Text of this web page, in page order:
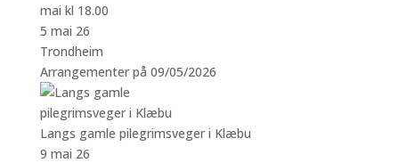
mai kl 18.00
5 mai 26
Trondheim
Arrangementer på 09/05/2026
Langs gamle pilegrimsveger i Klæbu
9 mai 26